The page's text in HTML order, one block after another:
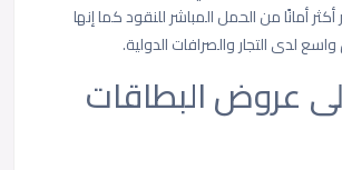
أمانًا من الحمل المباشر للنقود كما إنها
لدى التجار والصرافات الدولية.
عروض البطاقات